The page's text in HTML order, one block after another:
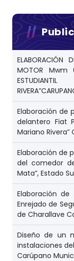
ELABORACIÓN
MOTOR Mwm
Elaboración de
delantero Fiat
Mariano
Elaboración de
del comedor
Mata”, Estado
Elaboración
Enrejado de
de Charallave
Diseño de un
instalaciones del
Carúpano